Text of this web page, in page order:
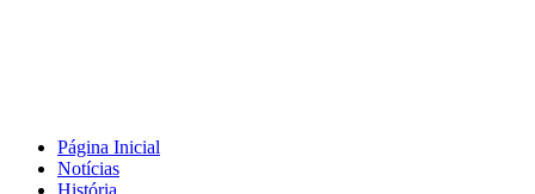
Página Inicial
Notícias
História